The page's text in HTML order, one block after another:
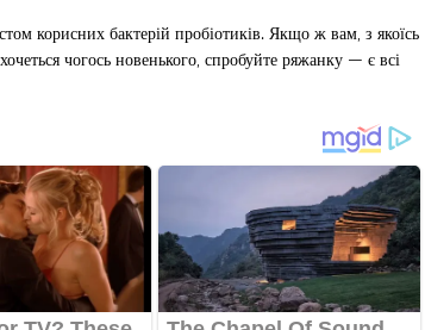
корисних бактерій пробіотиків. Якщо ж вам, з якоїсь
чогось новенького, спробуйте ряжанку — є всі